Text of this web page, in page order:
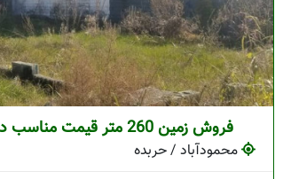
فروش زمین 260 متر قیمت مناسب در حربده
محمودآباد / حربده